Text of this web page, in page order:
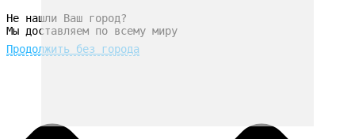
Не нашли Ваш город?
Мы доставляем по всему миру
Продолжить без города